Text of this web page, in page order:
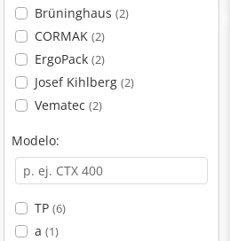
Brüninghaus (2)
CORMAK (2)
ErgoPack (2)
Josef Kihlberg (2)
Vematec (2)
Modelo:
TP (6)
a (1)